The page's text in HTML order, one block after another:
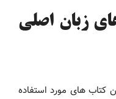
زبان اصلی
کتاب های مورد استفاده